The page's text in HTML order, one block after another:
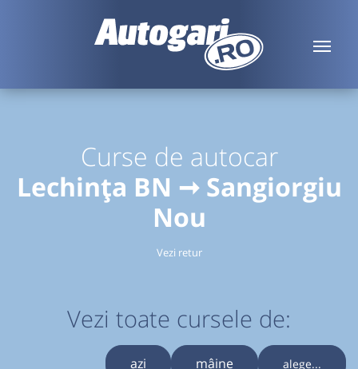
Curse de autocar
Lechința BN ➞ Sangiorgiu
Nou
Vezi retur
Vezi toate cursele de:
azi mâine alege...